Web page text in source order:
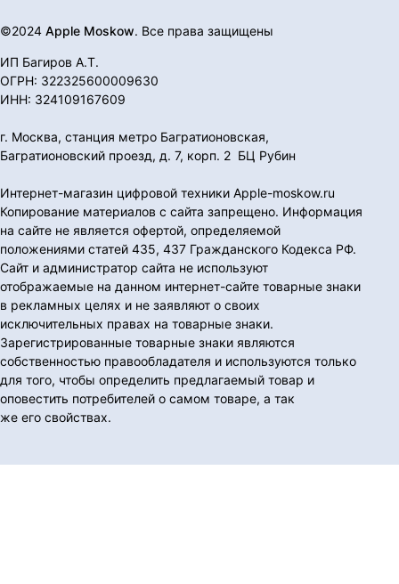
©2024 Apple Moskow. Все права защищены
ИП Багиров А.Т.
ОГРН: 322325600009630
ИНН: 324109167609
г. Москва, станция метро Багратионовская,
Багратионовский проезд, д. 7, корп. 2 БЦ Рубин
Интернет-магазин цифровой техники Apple-moskow.ru
Копирование материалов с сайта запрещено. Информация
на сайте не является офертой, определяемой
положениями статей 435, 437 Гражданского Кодекса РФ.
Сайт и администратор сайта не используют
отображаемые на данном интернет-сайте товарные знаки
в рекламных целях и не заявляют о своих
исключительных правах на товарные знаки.
Зарегистрированные товарные знаки являются
собственностью правообладателя и используются только
для того, чтобы определить предлагаемый товар и
оповестить потребителей о самом товаре, а так
же его свойствах.